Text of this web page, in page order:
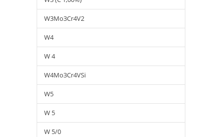
W3Mo3Cr4V2
W4
W 4
W4Mo3Cr4VSi
W5
W 5
W 5/0